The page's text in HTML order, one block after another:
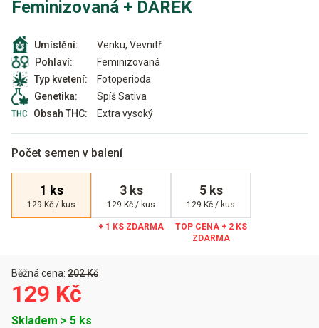
Feminizovaná + DÁREK
Umístění:
Venku, Vevnitř
Pohlaví:
Feminizovaná
Typ kvetení:
Fotoperioda
Genetika:
Spíš Sativa
Obsah THC:
Extra vysoký
Počet semen v balení
1 ks
129 Kč / kus
3 ks
129 Kč / kus
5 ks
129 Kč / kus
Běžná cena: 202 Kč
129 Kč
Skladem > 5 ks